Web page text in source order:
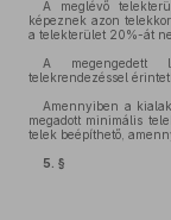
A meglévő
képeznek azon
a telekterület 20%-át
A megengedett
telekrendezéssel
Amennyiben a
megadott minimális
telek beépíthető,
5. §